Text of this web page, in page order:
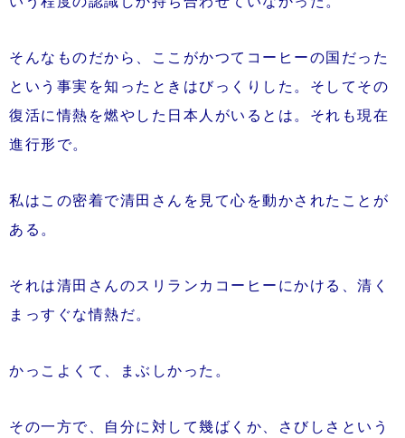
そんなものだから、ここがかつてコーヒーの国だった
という事実を知ったときはびっくりした。そしてその
復活に情熱を燃やした日本人がいるとは。それも現在
進行形で。
私はこの密着で清田さんを見て心を動かされたことが
ある。
それは清田さんのスリランカコーヒーにかける、清く
まっすぐな情熱だ。
かっこよくて、まぶしかった。
その一方で、自分に対して幾ばくか、さびしさという